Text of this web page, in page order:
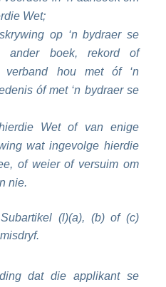
Wet;
op ‘n bydraer se
ander boek, rekord of
verband hou met óf ‘n
óf met ‘n bydraer se
Wet of van enige
wat ingevolge hierdie
of weier of versuim om
nie.
(l)(a), (b) of (c)
dat die applikant se